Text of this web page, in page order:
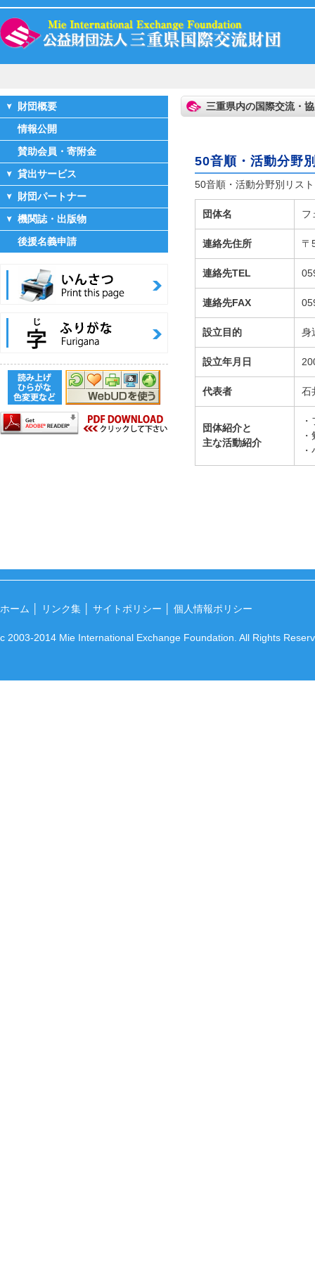
三重県内の国際交流・
50音順・活動分野
50音順・活動分野別リス
団体名 フ
連絡先住所 〒
連絡先TEL
連絡先FAX
設立目的 身
設立年月日
代表者 石
団体紹介と
主な活動紹介
財団概要
情報公開
賛助会員・寄附金
貸出サービス
財団パートナー
機関誌・出版物
後援名義申請
ホーム リンク集 サイトポリシー 個人情報ポリシー
c 2003-2014 Mie International Exchange Foundation. All Rights